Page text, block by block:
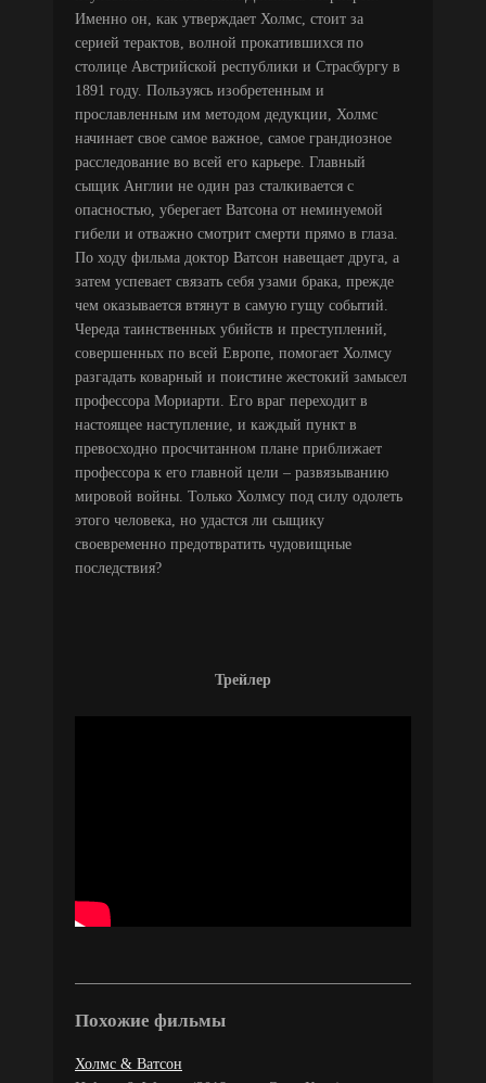
Именно он, как утверждает Холмс, стоит за
серией терактов, волной прокатившихся по
столице Австрийской республики и Страсбургу в
1891 году. Пользуясь изобретенным и
прославленным им методом дедукции, Холмс
начинает свое самое важное, самое грандиозное
расследование во всей его карьере. Главный
сыщик Англии не один раз сталкивается с
опасностью, уберегает Ватсона от неминуемой
гибели и отважно смотрит смерти прямо в глаза.
По ходу фильма доктор Ватсон навещает друга, а
затем успевает связать себя узами брака, прежде
чем оказывается втянут в самую гущу событий.
Череда таинственных убийств и преступлений,
совершенных по всей Европе, помогает Холмсу
разгадать коварный и поистине жестокий замысел
профессора Мориарти. Его враг переходит в
настоящее наступление, и каждый пункт в
превосходно просчитанном плане приближает
профессора к его главной цели – развязыванию
мировой войны. Только Холмсу под силу одолеть
этого человека, но удастся ли сыщику
своевременно предотвратить чудовищные
последствия?
Трейлер
Похожие фильмы
Холмс & Ватсон